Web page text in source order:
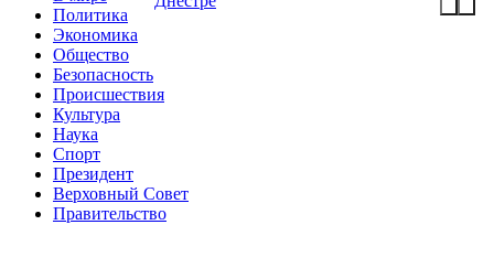
Политика
Экономика
Общество
Безопасность
Происшествия
Культура
Наука
Спорт
Президент
Верховный Совет
Правительство